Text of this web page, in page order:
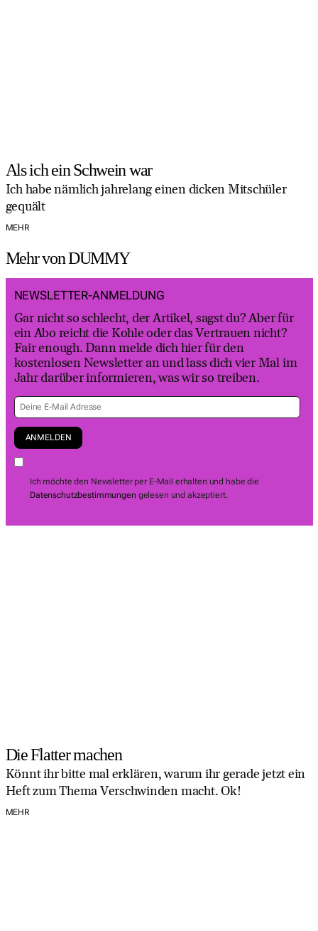
Als ich ein Schwein war
Ich habe nämlich jahrelang einen dicken Mitschüler
gequält
MEHR
Mehr von DUMMY
NEWSLETTER-ANMELDUNG
Gar nicht so schlecht, der Artikel, sagst du? Aber für
ein Abo reicht die Kohle oder das Vertrauen nicht?
Fair enough. Dann melde dich hier für den
kostenlosen Newsletter an und lass dich vier Mal im
Jahr darüber informieren, was wir so treiben.
Ich möchte den Newsletter per E-Mail erhalten und habe die
Datenschutzbestimmungen gelesen und akzeptiert.
Die Flatter machen
Könnt ihr bitte mal erklären, warum ihr gerade jetzt ein
Heft zum Thema Verschwinden macht. Ok!
MEHR